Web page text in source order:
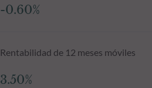
-0.60%
Rentabilidad de 12 meses móviles
3.50%